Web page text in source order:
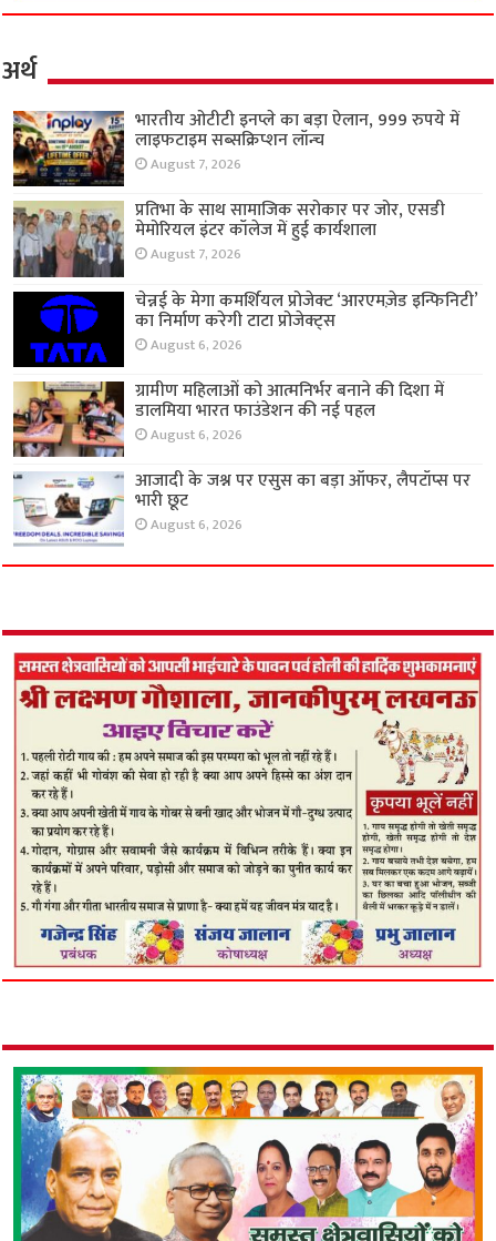
अर्थ
भारतीय ओटीटी इनप्ले का बड़ा ऐलान, 999 रुपये में
लाइफटाइम सब्सक्रिप्शन लॉन्च
August 7, 2026
प्रतिभा के साथ सामाजिक सरोकार पर जोर, एसडी
मेमोरियल इंटर कॉलेज में हुई कार्यशाला
August 7, 2026
चेन्नई के मेगा कमर्शियल प्रोजेक्ट ‘आरएमज़ेड इन्फिनिटी’
का निर्माण करेगी टाटा प्रोजेक्ट्स
August 6, 2026
ग्रामीण महिलाओं को आत्मनिर्भर बनाने की दिशा में
डालमिया भारत फाउंडेशन की नई पहल
August 6, 2026
आजादी के जश्न पर एसुस का बड़ा ऑफर, लैपटॉप्स पर
भारी छूट
August 6, 2026